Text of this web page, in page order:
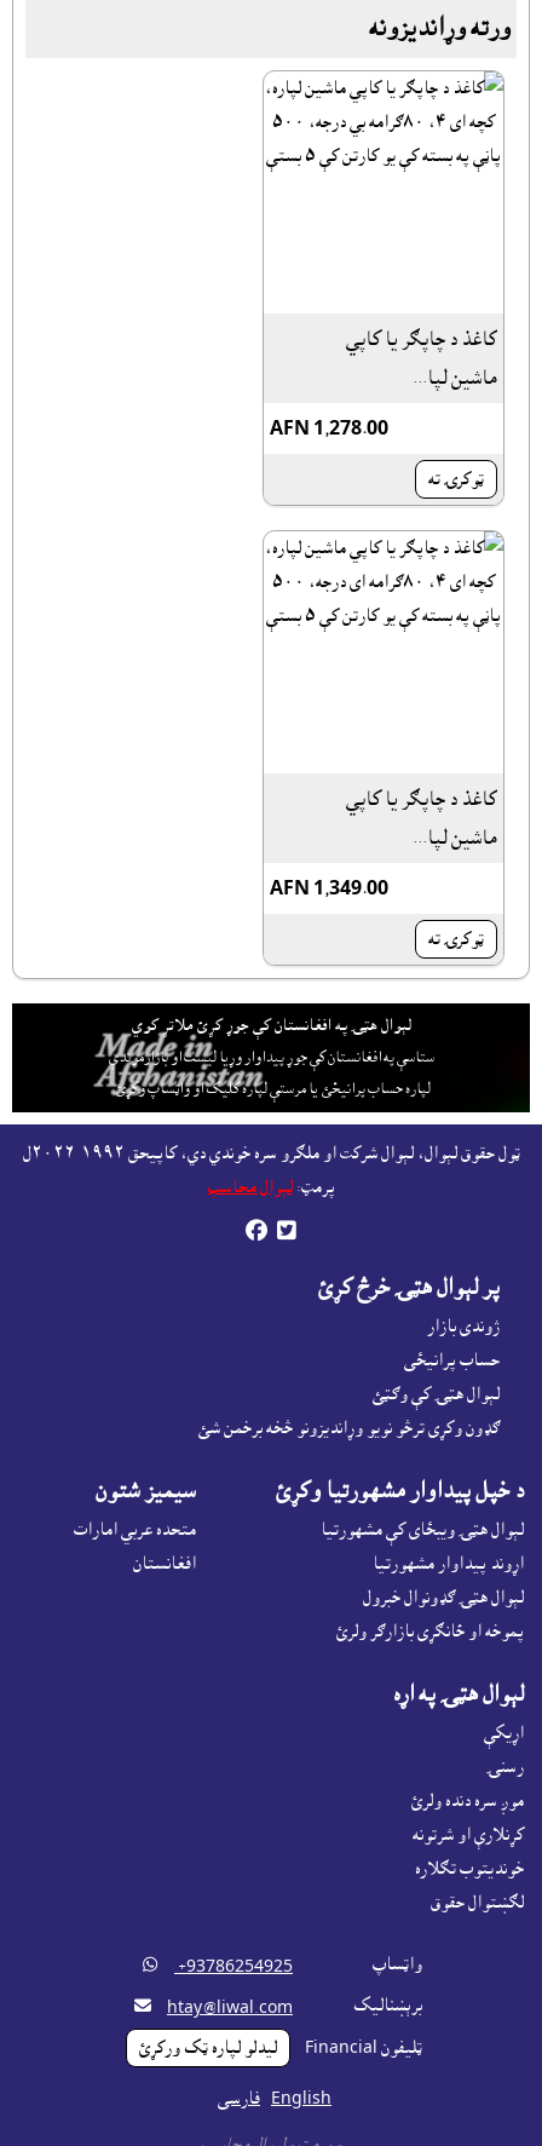
ورته وړانديزونه
کاغذ د چاپګر يا کاپي
ماشين لپا...
AFN 1,278.00
ټوکرۍ ته
کاغذ د چاپګر يا کاپي
ماشين لپا...
AFN 1,349.00
ټوکرۍ ته
لېوال هټۍ په افغانستان کې جوړ کړئ ملاتړ کوي
ستاسې په افغانستان کې جوړ پيداوار وړيا ليست او بازارموندې
لپاره حساب پرانيځئ يا مرستې لپاره کليک او واټساپ وکړئ.
ټول حقوق لېوال، لېوال شرکت او ملګرو سره خوندي دي، کاپيحق ١٩٩٢-٢٠٢٦ل
پرمټ:لېوال محاسب
 
پر لېوال هټۍ خرڅ کړئ
ژوندى بازار
حساب پرانيځى
لېوال هټۍ کې وګټئ
ګډون وکړى ترڅو نويو وړانديزونو څخه برخمن شئ
د خپل پيداوار مشهورتيا وکړئ
لېوال هټۍ ويبځاى کې مشهورتيا
اړوند پيداوار مشهورتيا
لېوال هټۍ ګډونوال خبرول
پموخه او ځانګړى بازارګر ولرئ
سيميز شتون
متحده عربي امارات
افغانستان
لېوال هټۍ په اړه
اړيکې
رسنۍ
موږ سره دنده ولرئ
کړنلارې او شرتونه
خونديتوب تګلاره
لګښتوال حقوق
واټساپ ‎ +93786254925

برېښناليک htay@liwal.com

ټليفون Financial ليدلو لپاره ټک ورکړئ
English فارسی